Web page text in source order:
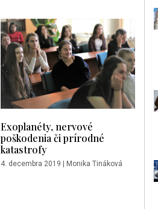
Exoplanéty, nervové
poškodenia či prírodné
katastrofy
4. decembra 2019 | Monika Tináková